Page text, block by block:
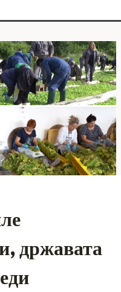
државата